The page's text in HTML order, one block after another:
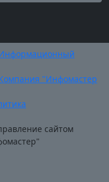
"Инфомастер
сайтом